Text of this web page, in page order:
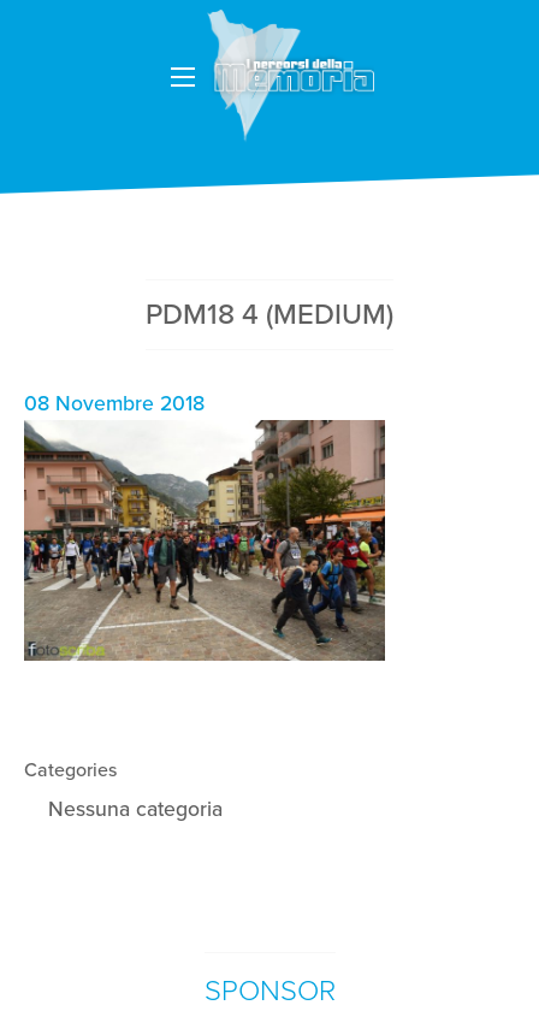
PDM18 4 (MEDIUM)
08 Novembre 2018
Categories
Nessuna categoria
SPONSOR